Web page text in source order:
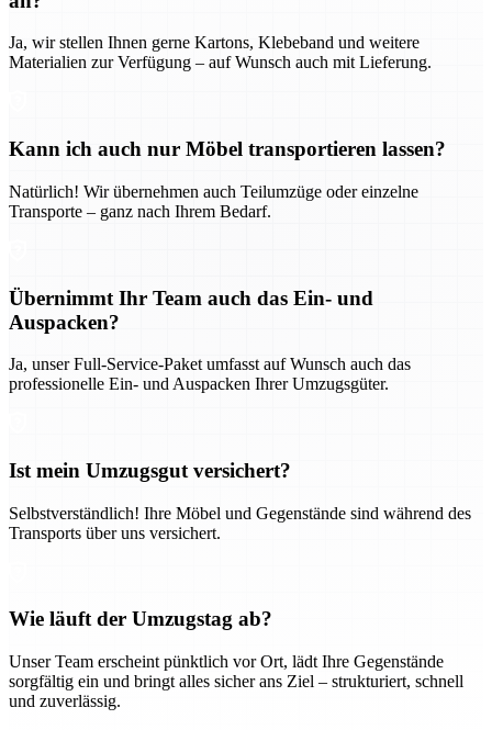
Ja, wir stellen Ihnen gerne Kartons, Klebeband und weitere
Materialien zur Verfügung – auf Wunsch auch mit Lieferung.
Kann ich auch nur Möbel transportieren lassen?
Natürlich! Wir übernehmen auch Teilumzüge oder einzelne
Transporte – ganz nach Ihrem Bedarf.
Übernimmt Ihr Team auch das Ein- und
Auspacken?
Ja, unser Full-Service-Paket umfasst auf Wunsch auch das
professionelle Ein- und Auspacken Ihrer Umzugsgüter.
Ist mein Umzugsgut versichert?
Selbstverständlich! Ihre Möbel und Gegenstände sind während des
Transports über uns versichert.
Wie läuft der Umzugstag ab?
Unser Team erscheint pünktlich vor Ort, lädt Ihre Gegenstände
sorgfältig ein und bringt alles sicher ans Ziel – strukturiert, schnell
und zuverlässig.